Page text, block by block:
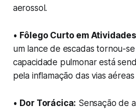
aerossol.
• Fôlego Curto em
um lance de escadas tornou-
capacidade pulmonar está
pela inflamação das vias
• Dor Torácica: Sensação de